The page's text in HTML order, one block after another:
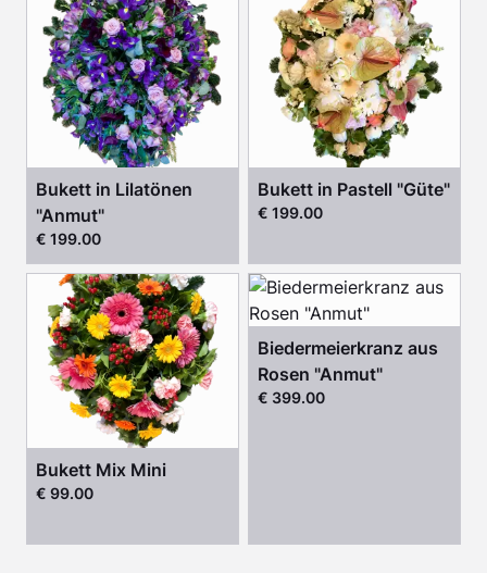
Bukett in Lilatönen
"Anmut"
€ 199.00
Bukett in Pastell "Güte"
€ 199.00
Bukett Mix Mini
€ 99.00
Biedermeierkranz aus
Rosen "Anmut"
€ 399.00